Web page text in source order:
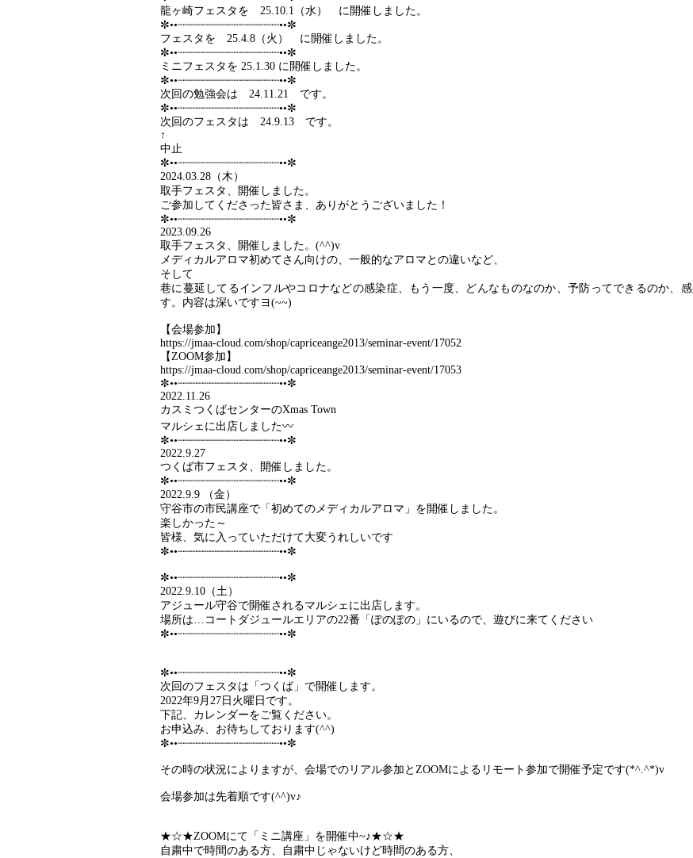
龍ヶ崎フェスタを 25.10.1（水） に開催しました。
✼••┈┈┈┈┈┈┈┈┈┈┈┈┈┈┈┈••✼
フェスタを 25.4.8（火） に開催しました。
✼••┈┈┈┈┈┈┈┈┈┈┈┈┈┈┈┈••✼
ミニフェスタを 25.1.30 に開催しました。
✼••┈┈┈┈┈┈┈┈┈┈┈┈┈┈┈┈••✼
次回の勉強会は 24.11.21 です。
✼••┈┈┈┈┈┈┈┈┈┈┈┈┈┈┈┈••✼
次回のフェスタは 24.9.13 です。
↑
中止
✼••┈┈┈┈┈┈┈┈┈┈┈┈┈┈┈┈••✼
2024.03.28（木）
取手フェスタ、開催しました。
ご参加してくださった皆さま、ありがとうございました！
✼••┈┈┈┈┈┈┈┈┈┈┈┈┈┈┈┈••✼
2023.09.26
取手フェスタ、開催しました。(^^)v
メディカルアロマ初めてさん向けの、一般的なアロマとの違いなど、
そして
巷に蔓延してるインフルやコロナなどの感染症、もう一度、どんなものなのか、予防ってできるのか、
す。内容は深いですヨ(~~)
【会場参加】
https://jmaa-cloud.com/shop/capriceange2013/seminar-event/17052
【ZOOM参加】
https://jmaa-cloud.com/shop/capriceange2013/seminar-event/17053
✼••┈┈┈┈┈┈┈┈┈┈┈┈┈┈┈┈••✼
2022.11.26
カスミつくばセンターのXmas Town
マルシェに出店しました〰
✼••┈┈┈┈┈┈┈┈┈┈┈┈┈┈┈┈••✼
2022.9.27
つくば市フェスタ、開催しました。
✼••┈┈┈┈┈┈┈┈┈┈┈┈┈┈┈┈••✼
2022.9.9 （金）
守谷市の市民講座で「初めてのメディカルアロマ」を開催しました。
楽しかった～
皆様、気に入っていただけて大変うれしいです
✼••┈┈┈┈┈┈┈┈┈┈┈┈┈┈┈┈••✼
✼••┈┈┈┈┈┈┈┈┈┈┈┈┈┈┈┈••✼
2022.9.10（土）
アジュール守谷で開催されるマルシェに出店します。
場所は…コートダジュールエリアの22番「ぽのぽの」にいるので、遊びに来てください
✼••┈┈┈┈┈┈┈┈┈┈┈┈┈┈┈┈••✼
✼••┈┈┈┈┈┈┈┈┈┈┈┈┈┈┈┈••✼
次回のフェスタは「つくば」で開催します。
2022年9月27日火曜日です。
下記、カレンダーをご覧ください。
お申込み、お待ちしております(^^)
✼••┈┈┈┈┈┈┈┈┈┈┈┈┈┈┈┈••✼
その時の状況によりますが、会場でのリアル参加とZOOMによるリモート参加で開催予定です(*^.^*)v
会場参加は先着順です(^^)v♪
★☆★ZOOMにて「ミニ講座」を開催中~♪★☆★
自粛中で時間のある方、自粛中じゃないけど時間のある方、